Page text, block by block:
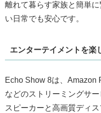
離れて暮らす家族と簡単
い日常でも安心です。
エンターテイメントを楽
Echo Show 8は、Amazon
などのストリーミングサ
スピーカーと高画質ディ